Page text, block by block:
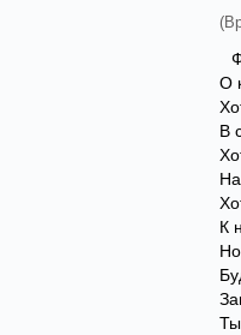
О
В
К
Ты